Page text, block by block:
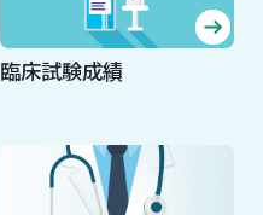
臨床試験成績